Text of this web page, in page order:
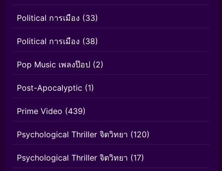
Political การเมือง (33)
Political การเมือง (38)
Pop Music เพลงป๊อป (2)
Post-Apocalyptic (1)
Prime Video (439)
Psychological Thriller จิตวิทยา (120)
Psychological Thriller จิตวิทยา (17)